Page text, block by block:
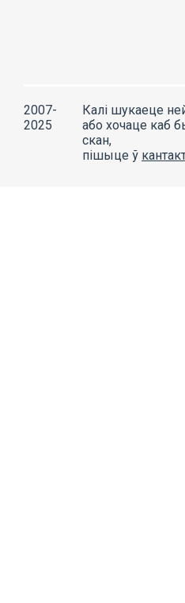
2007-
2025
Калі шукаеце
або хочаце каб
скан,
пішыце ў